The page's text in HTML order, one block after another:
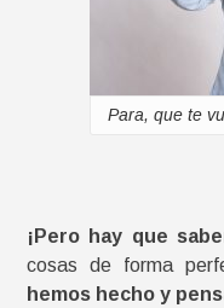
Para, que te
¡Pero hay que
cosas de forma
hemos hecho y